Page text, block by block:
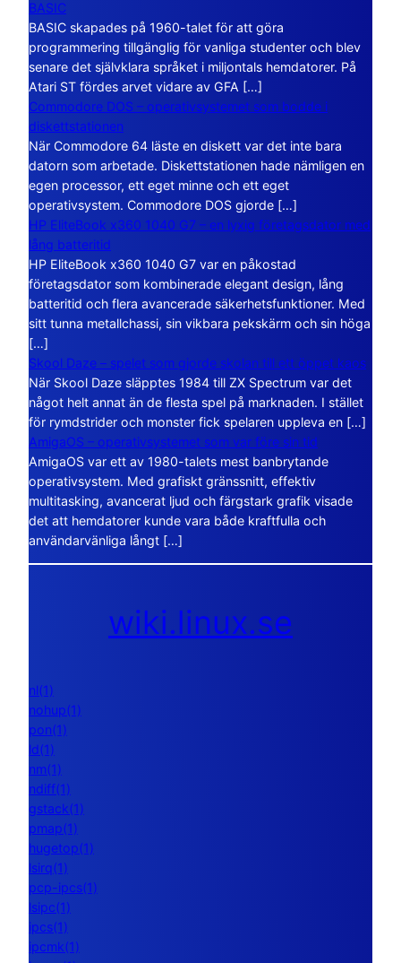
BASIC
BASIC skapades på 1960-talet för att göra
programmering tillgänglig för vanliga studenter och blev
senare det självklara språket i miljontals hemdatorer. På
Atari ST fördes arvet vidare av GFA […]
Commodore DOS – operativsystemet som bodde i
diskettstationen
När Commodore 64 läste en diskett var det inte bara
datorn som arbetade. Diskettstationen hade nämligen en
egen processor, ett eget minne och ett eget
operativsystem. Commodore DOS gjorde […]
HP EliteBook x360 1040 G7 – en lyxig företagsdator med
lång batteritid
HP EliteBook x360 1040 G7 var en påkostad
företagsdator som kombinerade elegant design, lång
batteritid och flera avancerade säkerhetsfunktioner. Med
sitt tunna metallchassi, sin vikbara pekskärm och sin höga
[…]
Skool Daze – spelet som gjorde skolan till ett öppet kaos
När Skool Daze släpptes 1984 till ZX Spectrum var det
något helt annat än de flesta spel på marknaden. I stället
för rymdstrider och monster fick spelaren uppleva en […]
AmigaOS – operativsystemet som var före sin tid
AmigaOS var ett av 1980-talets mest banbrytande
operativsystem. Med grafiskt gränssnitt, effektiv
multitasking, avancerat ljud och färgstark grafik visade
det att hemdatorer kunde vara både kraftfulla och
användarvänliga långt […]
wiki.linux.se
nl(1)
nohup(1)
pon(1)
ld(1)
nm(1)
ndiff(1)
gstack(1)
pmap(1)
hugetop(1)
lsirq(1)
pcp-ipcs(1)
lsipc(1)
ipcs(1)
ipcmk(1)